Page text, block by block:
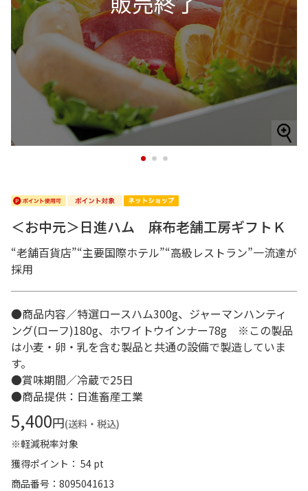
1 2 3
＜お中元＞日進ハム 麻布老舗工房ギフトＫ
“老舗百貨店”“主要国際ホテル”“高級レストラン”一流達が
採用
●商品内容／特選ロースハム300g、ジャーマンハンティ
ング(ローフ)180g、ホワイトウインナー78g ※この製品
は小麦・卵・乳を含む製品と共通の設備で製造していま
す。
●賞味期間／冷蔵で25日
●商品提供：日進畜産工業
5,400円(送料・税込)
※軽減税率対象
獲得ポイント： 54 pt
商品番号
8095041613